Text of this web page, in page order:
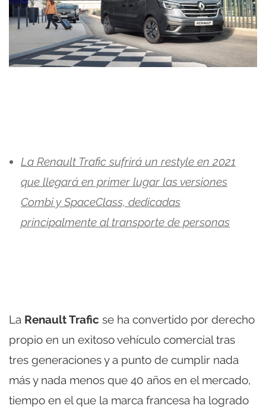
La Renault Trafic sufrirá un restyle en 2021
que llegará en primer lugar las versiones
Combi y SpaceClass, dedicadas
principalmente al transporte de personas
La Renault Trafic se ha convertido por derecho
propio en un exitoso vehículo comercial tras
tres generaciones y a punto de cumplir nada
más y nada menos que 40 años en el mercado,
tiempo en el que la marca francesa ha logrado